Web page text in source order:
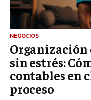
NEGOCIOS
Organización
sin estrés:
contables en
proceso